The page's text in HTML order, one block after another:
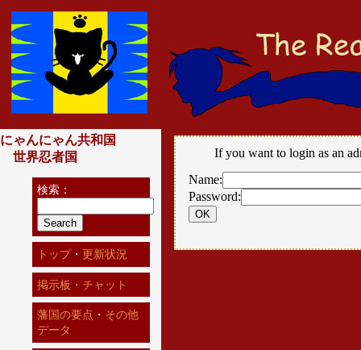
If you want to login as an
Name:
Password:
にゃんにゃん共和国
世界忍者国
検索：
トップ・ 更新状況
掲示板・チャット
藩国の要点 ・ その他
データ